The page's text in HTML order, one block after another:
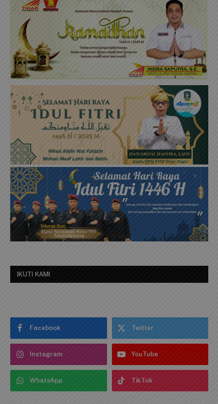
IKUTI KAMI
Facebook Twitter
Instagram YouTube
WhatsApp TikTok